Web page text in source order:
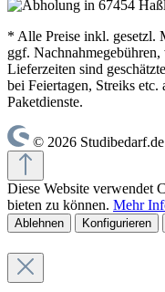
* Alle Preise inkl. gesetzl.
ggf.
Lieferzeiten sind
bei Feiertagen, Streiks
Paketdienste.
© 2026 Studibedarf.de
Diese Website verwendet
bieten zu können. Mehr
Ablehnen Konfigurieren